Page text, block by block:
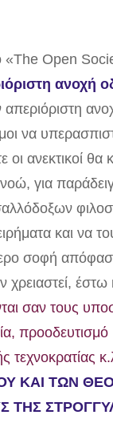
Open
ανοχή
απεριόριστη
να
οι ανεκτικοί
για
και να
σοφή
χρειαστεί,
σαν τους
προοδευτισμό
τεχνοκρατίας
ΚΑΙ ΤΩΝ
ΤΗΣ